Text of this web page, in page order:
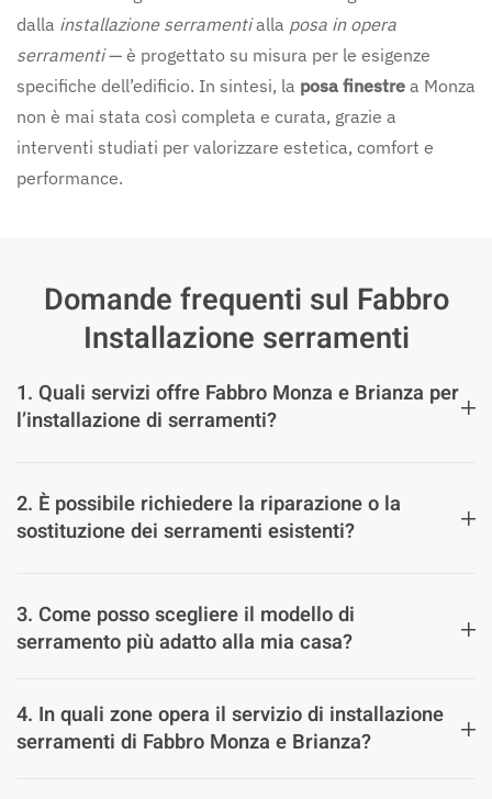
dalla installazione serramentialla posa in opera
serramenti— è progettato su misura per le esigenze
specifiche dell’edificio. In sintesi, la posa finestre a Monza
non è mai stata così completa e curata, grazie a
interventi studiati per valorizzare estetica, comfort e
performance.
Domande frequenti sul Fabbro
Installazione serramenti
1. Quali servizi offre Fabbro Monza e Brianza per
l’installazione di serramenti?
2. È possibile richiedere la riparazione o la
sostituzione dei serramenti esistenti?
3. Come posso scegliere il modello di
serramento più adatto alla mia casa?
4. In quali zone opera il servizio di installazione
serramenti di Fabbro Monza e Brianza?